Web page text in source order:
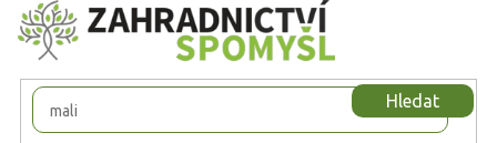
Přejít
na
obsah
Hledat